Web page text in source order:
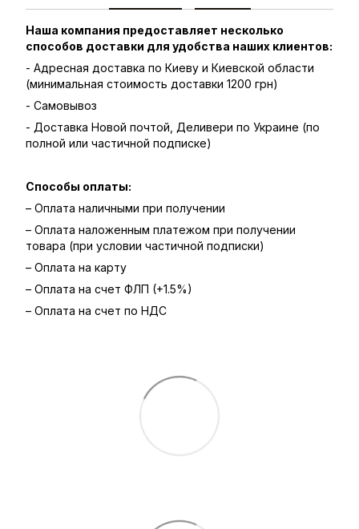
Наша компания предоставляет несколько
способов доставки для удобства наших клиентов:
- Адресная доставка по Киеву и Киевской области
(минимальная стоимость доставки 1200 грн)
- Самовывоз
- Доставка Новой почтой, Деливери по Украине (по
полной или частичной подписке)
Способы оплаты:
– Оплата наличными при получении
– Оплата наложенным платежом при получении
товара (при условии частичной подписки)
– Оплата на карту
– Оплата на счет ФЛП (+1.5%)
– Оплата на счет по НДС